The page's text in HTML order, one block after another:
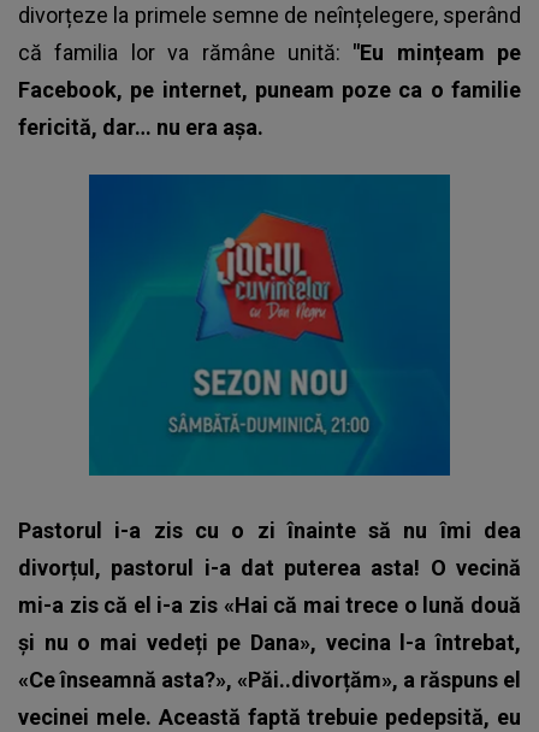
divorțeze la primele semne de neînțelegere, sperând
că familia lor va rămâne unită: "Eu mințeam pe
Facebook, pe internet, puneam poze ca o familie
fericită, dar… nu era așa.
Pastorul i-a zis cu o zi înainte să nu îmi dea
divorțul, pastorul i-a dat puterea asta! O vecină
mi-a zis că el i-a zis «Hai că mai trece o lună două
și nu o mai vedeți pe Dana», vecina l-a întrebat,
«Ce înseamnă asta?», «Păi..divorțăm», a răspuns el
vecinei mele. Această faptă trebuie pedepsită, eu